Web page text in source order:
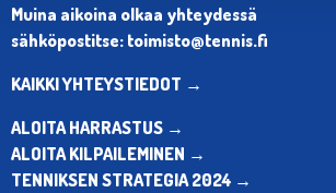
Muina aikoina olkaa yhteydessä
sähköpostitse: toimisto@tennis.fi
KAIKKI YHTEYSTIEDOT →
ALOITA HARRASTUS →
ALOITA KILPAILEMINEN →
TENNIKSEN STRATEGIA 2024 →